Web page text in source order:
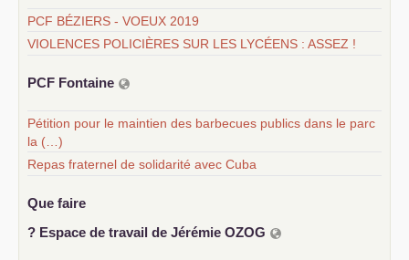
PCF BÉZIERS - VOEUX 2019
VIOLENCES POLICIÈRES SUR LES LYCÉENS : ASSEZ !
PCF Fontaine
Pétition pour le maintien des barbecues publics dans le parc
la (…)
Repas fraternel de solidarité avec Cuba
Que faire
? Espace de travail de Jérémie OZOG